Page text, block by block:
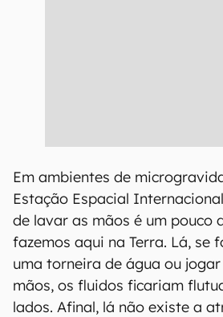
Em ambientes de
Estação Espacial
de lavar as mãos é um pouco
fazemos aqui na Terra. Lá, se
uma torneira de água ou
mãos, os fluidos ficariam
lados. Afinal, lá não existe a